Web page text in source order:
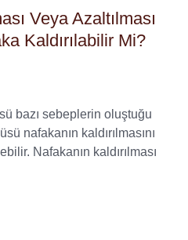
Veya Azaltılması
Kaldırılabilir Mi?
bazı sebeplerin oluştuğu
nafakanın kaldırılmasını
Nafakanın kaldırılması